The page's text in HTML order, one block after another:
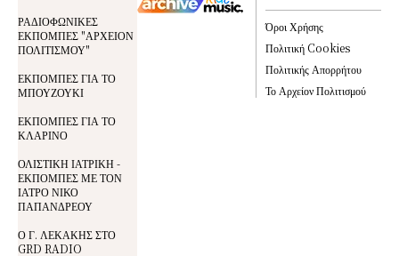
ΡΑΔΙΟΦΩΝΙΚΕΣ
ΕΚΠΟΜΠΕΣ "ΑΡΧΕΙΟΝ
ΠΟΛΙΤΙΣΜΟΥ"
ΕΚΠΟΜΠΕΣ ΓΙΑ ΤΟ
ΜΠΟΥΖΟΥΚΙ
ΕΚΠΟΜΠΕΣ ΓΙΑ ΤΟ
ΚΛΑΡΙΝΟ
ΟΛΙΣΤΙΚΗ ΙΑΤΡΙΚΗ -
ΕΚΠΟΜΠΕΣ ΜΕ ΤΟΝ
ΙΑΤΡΟ ΝΙΚΟ
ΠΑΠΑΝΔΡΕΟΥ
Ο Γ. ΛΕΚΑΚΗΣ ΣΤΟ
GRD RADIO
Όροι Χρήσης
Πολιτική Cookies
Πολιτικής Απορρήτου
Το Αρχείον Πολιτισμού